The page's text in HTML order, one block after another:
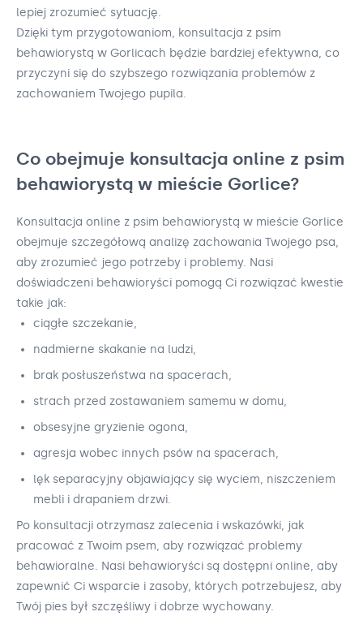
lepiej zrozumieć sytuację.
Dzięki tym przygotowaniom, konsultacja z psim
behawiorystą w Gorlicach będzie bardziej efektywna, co
przyczyni się do szybszego rozwiązania problemów z
zachowaniem Twojego pupila.
Co obejmuje konsultacja online z psim
behawiorystą w mieście Gorlice?
Konsultacja online z psim behawiorystą w mieście Gorlice
obejmuje szczegółową analizę zachowania Twojego psa,
aby zrozumieć jego potrzeby i problemy. Nasi
doświadczeni behawioryści pomogą Ci rozwiązać kwestie
takie jak:
ciągłe szczekanie,
nadmierne skakanie na ludzi,
brak posłuszeństwa na spacerach,
strach przed zostawaniem samemu w domu,
obsesyjne gryzienie ogona,
agresja wobec innych psów na spacerach,
lęk separacyjny objawiający się wyciem, niszczeniem
mebli i drapaniem drzwi.
Po konsultacji otrzymasz zalecenia i wskazówki, jak
pracować z Twoim psem, aby rozwiązać problemy
behawioralne. Nasi behawioryści są dostępni online, aby
zapewnić Ci wsparcie i zasoby, których potrzebujesz, aby
Twój pies był szczęśliwy i dobrze wychowany.